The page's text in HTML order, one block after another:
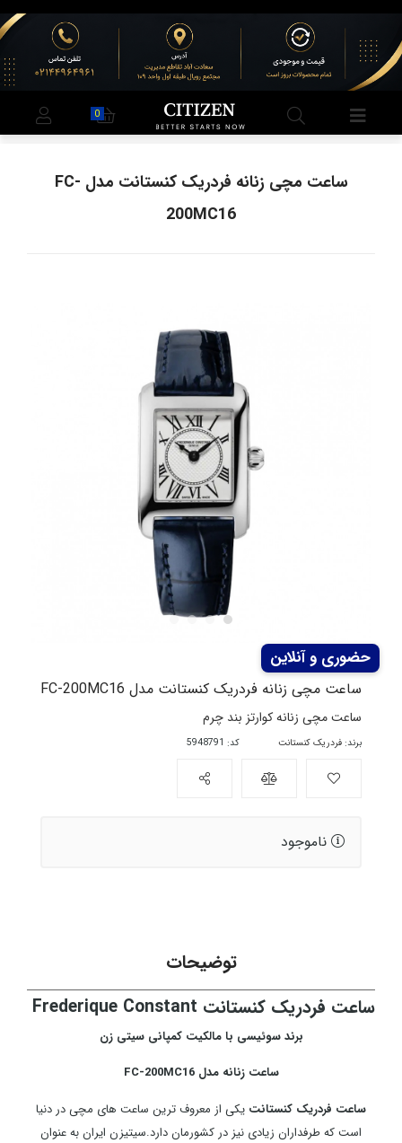
ساعت مچی زنانه فردریک کنستانت مدل FC-
200MC16
ساعت مچی زنانه فردریک کنستانت مدل FC-200MC16
ساعت مچی زنانه کوارتز بند چرم
برند: فردریک کنستانت کد: 5948791
ناموجود
توضیحات
ساعت فردریک کنستانت Frederique Constant
برند سوئيسی با مالکیت کمپانی سیتی زن
ساعت زنانه مدل FC-200MC16
ساعت فردریک کنستانت یکی از معروف ترین ساعت های مچی در دنیا
است که طرفداران زیادی نیز در کشورمان دارد.سیتیزن ایران به عنوان
0